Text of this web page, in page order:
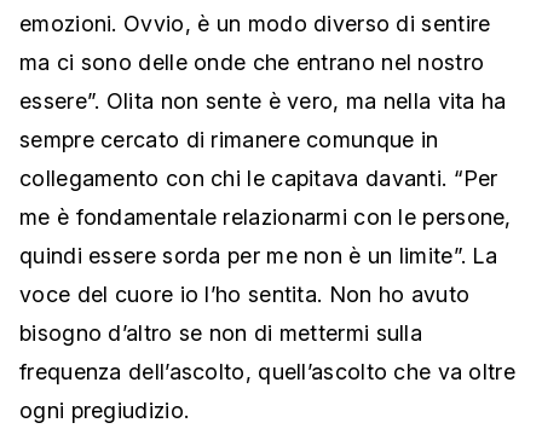
emozioni. Ovvio, è un modo diverso di sentire
ma ci sono delle onde che entrano nel nostro
essere”. Olita non sente è vero, ma nella vita ha
sempre cercato di rimanere comunque in
collegamento con chi le capitava davanti. “Per
me è fondamentale relazionarmi con le persone,
quindi essere sorda per me non è un limite”. La
voce del cuore io l’ho sentita. Non ho avuto
bisogno d’altro se non di mettermi sulla
frequenza dell’ascolto, quell’ascolto che va oltre
ogni pregiudizio.